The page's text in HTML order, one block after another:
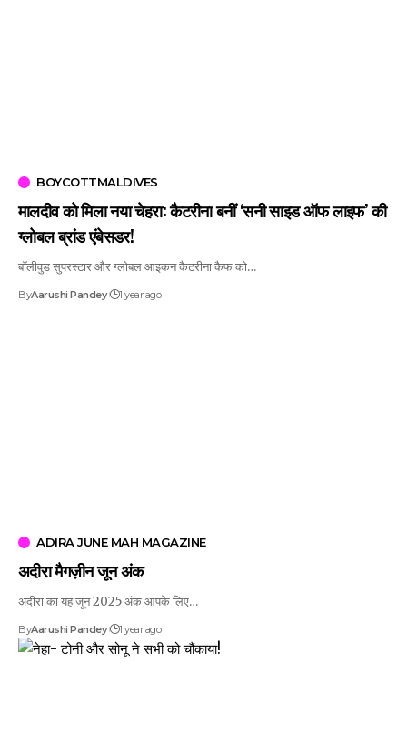
BOYCOTTMALDIVES
मालदीव को मिला नया चेहरा: कैटरीना बनीं ‘सनी साइड ऑफ लाइफ’ की
ग्लोबल ब्रांड एंबेसडर!
बॉलीवुड सुपरस्टार और ग्लोबल आइकन कैटरीना कैफ को…
ByAarushi Pandey 1 year ago
ADIRA JUNE MAH MAGAZINE
अदीरा मैगज़ीन जून अंक
अदीरा का यह जून 2025 अंक आपके लिए…
ByAarushi Pandey 1 year ago